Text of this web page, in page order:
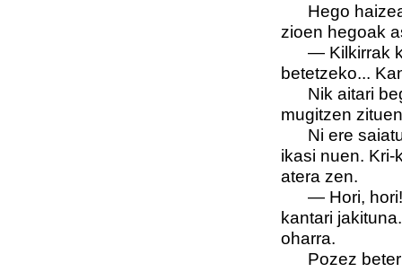
Hego
zioen hegoak
— Kilkirrak
betetzeko...
Nik aitari
mugitzen
Ni ere saiatu
ikasi nuen. Kri-
atera zen.
— Hori, hori!
kantari
oharra.
Pozez